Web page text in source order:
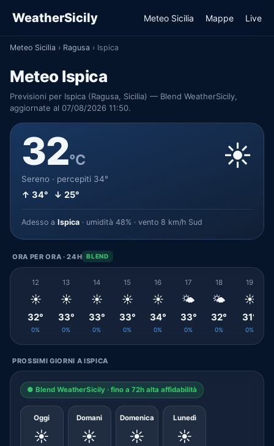
WeatherSicily Meteo Sicilia Mappe Live
Meteo Sicilia › Ragusa › Ispica
Meteo Ispica
Previsioni per Ispica (Ragusa, Sicilia) — Blend WeatherSicily,
aggiornate al 07/08/2026 11:50.
32°C
Sereno · percepiti 34°
↑ 34° ↓ 25°
☀️
Adesso a Ispica · umidità 48% · vento 8 km/h Sud
ORA PER ORA · 24H BLEND
12
☀️
32°
0%
13
☀️
33°
0%
14
☀️
33°
0%
15
☀️
33°
0%
16
☀️
34°
0%
17
🌤️
33°
0%
18
🌤️
32°
0%
19
☀️
31°
0%
PROSSIMI GIORNI A ISPICA
● Blend WeatherSicily · fino a 72h alta affidabilità
Oggi
☀️
Domani
☀️
Domenica
☀️
Lunedì
☀️